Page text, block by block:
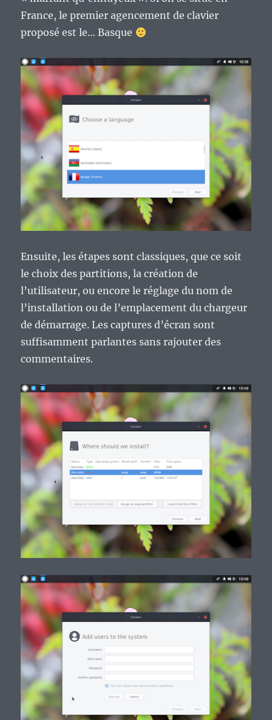
France, le premier agencement de clavier
proposé est le… Basque
Ensuite, les étapes sont classiques, que ce soit
le choix des partitions, la création de
l’utilisateur, ou encore le réglage du nom de
l’installation ou de l’emplacement du chargeur
de démarrage. Les captures d’écran sont
suffisamment parlantes sans rajouter des
commentaires.